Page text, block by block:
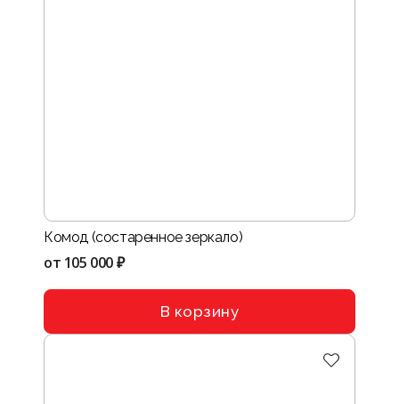
Комод (состаренное зеркало)
от 105 000 ₽
В корзину